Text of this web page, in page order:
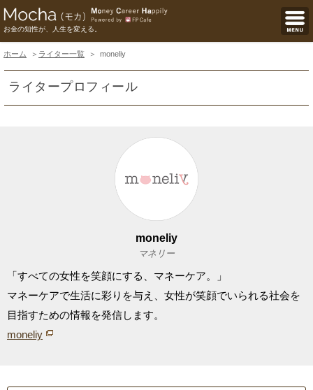
お金の知性が、人生を変える。
ホーム ライター一覧 moneliy
ライタープロフィール
moneliy
マネリー
「すべての女性を笑顔にする、マネーケア。」
マネーケアで生活に彩りを与え、女性が笑顔でいられる社会を
目指すための情報を発信します。
moneliy